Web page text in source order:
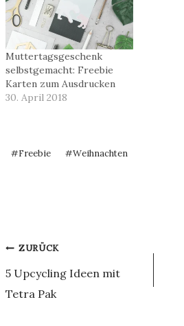
Muttertagsgeschenk
selbstgemacht: Freebie
Karten zum Ausdrucken
30. April 2018
Schlagworte:
#Freebie #Weihnachten
Beitragsnavigation
ZURÜCK
5 Upcycling Ideen mit
Tetra Pak